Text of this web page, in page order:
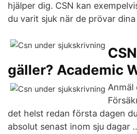
hjälper dig. CSN kan
du varit sjuk när de prövar
gäller? Academic
Anmäl
det helst redan första dagen
absolut senast inom sju dagar